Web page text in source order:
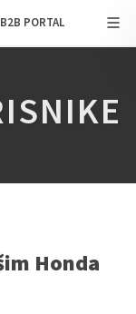
B2B PORTAL
Honda